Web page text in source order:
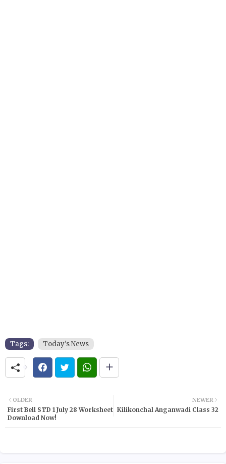
Tags: Today's News
NEWER
Kilikonchal Anganwadi Class 32
OLDER
First Bell STD 1 July 28 Worksheet
Download Now!